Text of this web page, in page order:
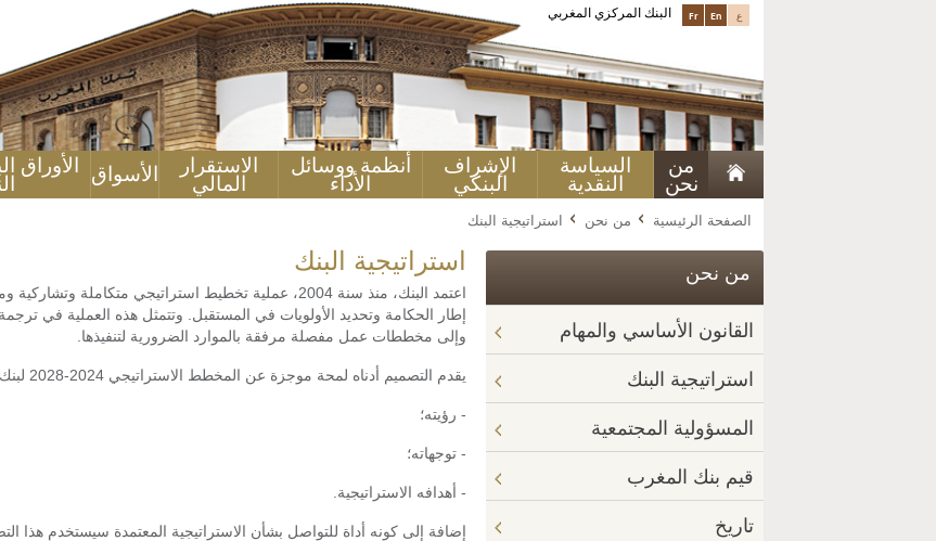
البنك المركزي المغربي Fr En ع
من
نحن
السياسة
النقدية
الإشراف
البنكي
أنظمة ووسائل
الأداء
الاستقرار
المالي
الأسواق
الأوراق
الصفحة الرئيسية من نحن استراتيجية البنك
استراتيجية البنك
اعتمد البنك، منذ سنة 2004، عملية تخطيط استراتيجي
إطار الحكامة وتحديد الأولويات في المستقبل. وتتمثل هذه العملية في
وإلى مخططات عمل مفصلة مرفقة بالموارد الضرورية لتنفيذها.
يقدم التصميم أدناه لمحة موجزة عن المخطط الاستراتيجي 2024-2028 لبنك المغرب، لا سيما :
- رؤيته؛
- توجهاته؛
- أهدافه الاستراتيجية.
إضافة إلى كونه أداة للتواصل بشأن الاستراتيجية المعتمدة سيستخدم هذا
من نحن
القانون الأساسي والمهام
استراتيجية البنك
المسؤولية المجتمعية
قيم بنك المغرب
تاريخ